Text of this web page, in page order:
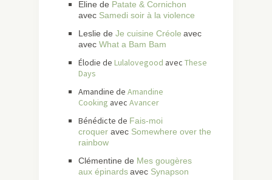
Eline de Patate & Cornichon
avec Samedi soir à la violence
Leslie de Je cuisine Créole avec
avec What a Bam Bam
Élodie de Lulalovegood avec These
Days
Amandine de Amandine
Cooking avec Avancer
Bénédicte de Fais-moi
croquer avec Somewhere over the
rainbow
Clémentine de Mes gougères
aux épinardsavec Synapson